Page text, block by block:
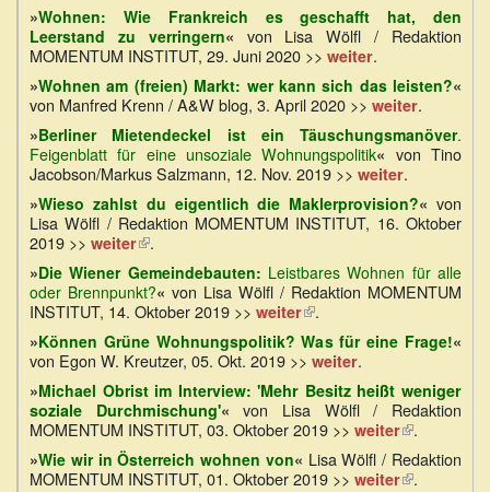
»Wohnen: Wie Frankreich es geschafft hat, den
Leerstand zu verringern« von Lisa Wölfl / Redaktion
MOMENTUM INSTITUT, 29. Juni 2020 >> weiter.
»Wohnen am (freien) Markt: wer kann sich das leisten?«
von Manfred Krenn / A&W blog, 3. April 2020 >> weiter.
»Berliner Mietendeckel ist ein Täuschungsmanöver.
Feigenblatt für eine unsoziale Wohnungspolitik« von Tino
Jacobson/Markus Salzmann, 12. Nov. 2019 >> weiter.
»Wieso zahlst du eigentlich die Maklerprovision?« von
Lisa Wölfl / Redaktion MOMENTUM INSTITUT, 16. Oktober
2019 >> weiter(Link
ist
extern)
.
»Die Wiener Gemeindebauten: Leistbares Wohnen für alle
oder Brennpunkt?« von Lisa Wölfl / Redaktion MOMENTUM
INSTITUT, 14. Oktober 2019 >> weiter(Link
ist
extern)
.
»Können Grüne Wohnungspolitik? Was für eine Frage!«
von Egon W. Kreutzer, 05. Okt. 2019 >> weiter.
»Michael Obrist im Interview: 'Mehr Besitz heißt weniger
soziale Durchmischung'« von Lisa Wölfl / Redaktion
MOMENTUM INSTITUT, 03. Oktober 2019 >> weiter(Link
ist
extern)
.
»Wie wir in Österreich wohnen von« Lisa Wölfl / Redaktion
MOMENTUM INSTITUT, 01. Oktober 2019 >> weiter(Link
.